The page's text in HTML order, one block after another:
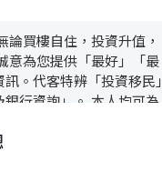
論買樓自住，投資升值，
意為您提供「最好」「最
。代客特辨「投資移民」
銀行資詢」。 本人均可為
售後服務 24小時在線查詢
查詢資料 售前壓測,首期,
售前壓測,首期,供款計算
水電煤,差餉,地租轉名